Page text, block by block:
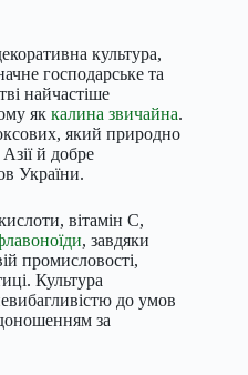
культура,
господарське та
найчастіше
як калина звичайна.
який природно
й добре
України.
вітамін С,
, завдяки
промисловості,
Культура
до умов
за